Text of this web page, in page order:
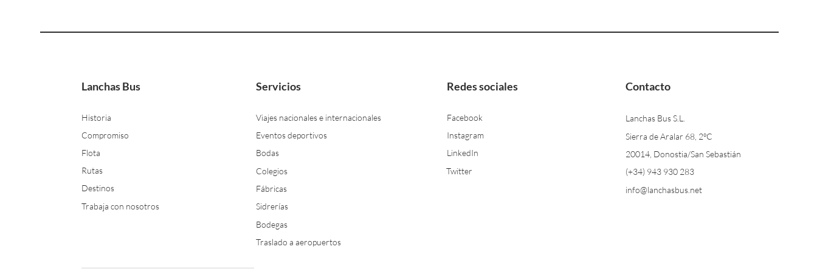
Lanchas Bus
Historia
Compromiso
Flota
Servicios
Viajes nacionales e internacionales
Eventos deportivos
Bodas
Colegios
Fábricas
Redes sociales
Facebook
Instagram
LinkedIn
Contacto
Lanchas Bus S.L.
Sierra de Aralar 68, 2ºC
20014, Donostia/San Sebastián
(+34) 943 930 283
info@lanchasbus.net
Sidrerías
Bodegas
Traslado a aeropuertos
Rutas
Destinos
Trabaja con nosotros
Twitter